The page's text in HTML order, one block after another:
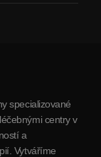
specializované
centry v
a
Vytváříme